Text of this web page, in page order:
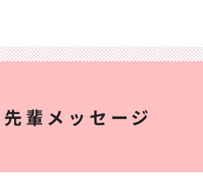
先輩メッセージ